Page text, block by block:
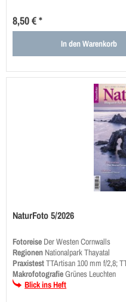
8,50 € *
In denWarenkorb
NaturFoto 5/2026
Fotoreise Der Westen Cornwalls
Regionen Nationalpark Thayatal
PraxistestTTArtisan 100 mm f/2,8;
MakrofotografieGrünes Leuchten
Blick ins Heft